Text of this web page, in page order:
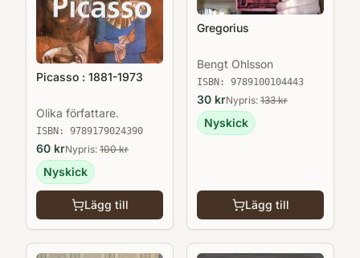
Picasso : 1881-1973
Olika författare.
ISBN: 9789179024390
60 krNypris: 100kr
Nyskick
Lägg till
Gregorius
Bengt Ohlsson
ISBN: 9789100104443
30 krNypris: 133kr
Nyskick
Lägg till